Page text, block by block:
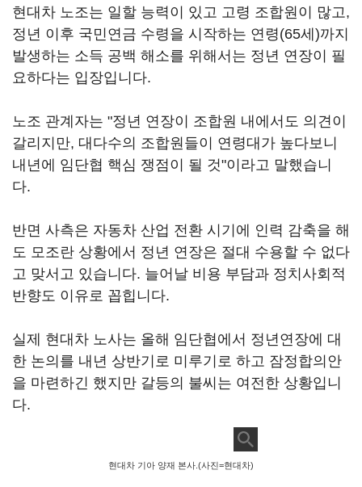
현대차 노조는 일할 능력이 있고 고령 조합원이 많고,
정년 이후 국민연금 수령을 시작하는 연령(65세)까지
발생하는 소득 공백 해소를 위해서는 정년 연장이 필
요하다는 입장입니다.
노조 관계자는 "정년 연장이 조합원 내에서도 의견이
갈리지만, 대다수의 조합원들이 연령대가 높다보니
내년에 임단협 핵심 쟁점이 될 것"이라고 말했습니
다.
반면 사측은 자동차 산업 전환 시기에 인력 감축을 해
도 모조란 상황에서 정년 연장은 절대 수용할 수 없다
고 맞서고 있습니다. 늘어날 비용 부담과 정치사회적
반향도 이유로 꼽힙니다.
실제 현대차 노사는 올해 임단협에서 정년연장에 대
한 논의를 내년 상반기로 미루기로 하고 잠정합의안
을 마련하긴 했지만 갈등의 불씨는 여전한 상황입니
다.
현대차 기아 양재 본사.(사진=현대차)